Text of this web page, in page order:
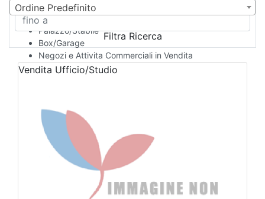
Camera d'Albergo
Multiproprietà
Palazzo/Stabile
Box/Garage
Negozi e Attivita Commerciali in Vendita
Qualsiasi
Bed & Breakfast
Albergo
Laboratorio Artigianale
Negozio/locale commerciale
Agriturismo
Ordine Predefinito
Filtra Ricerca
Vendita Ufficio/Studio